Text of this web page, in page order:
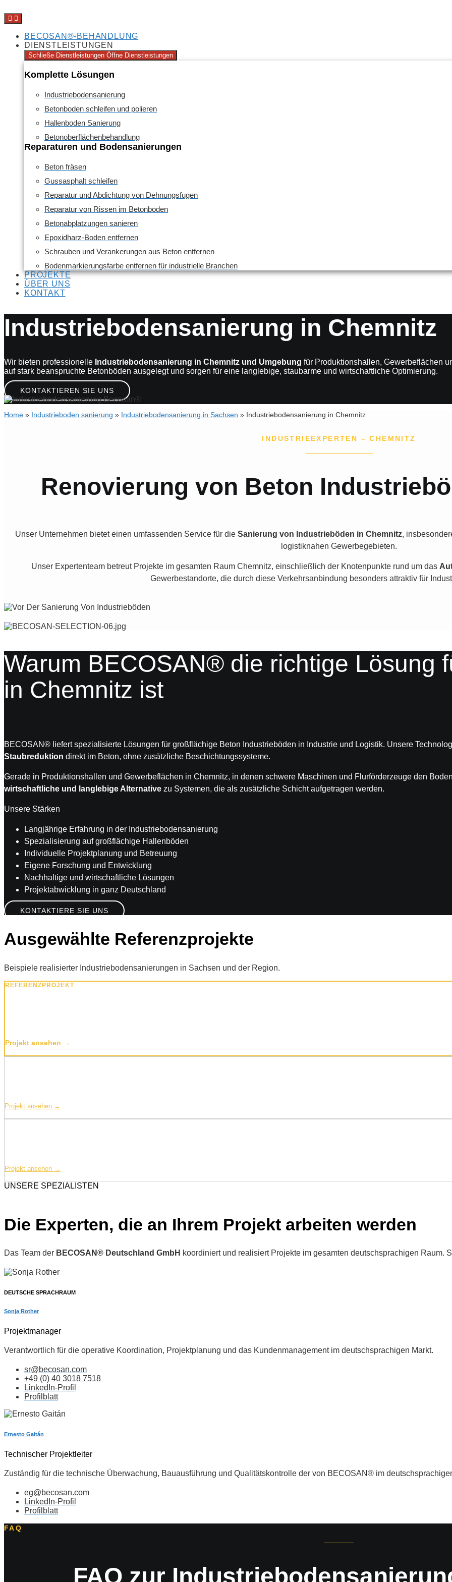
BECOSAN®-BEHANDLUNG
DIENSTLEISTUNGEN
Schließe Dienstleistungen Öffne Dienstleistungen
Komplette Lösungen
Industriebodensanierung
Betonboden schleifen und polieren
Hallenboden Sanierung
Betonoberflächenbehandlung
Reparaturen und Bodensanierungen
Beton fräsen
Gussasphalt schleifen
Reparatur und Abdichtung von Dehnungsfugen
Reparatur von Rissen im Betonboden
Betonabplatzungen sanieren
Epoxidharz-Boden entfernen
Schrauben und Verankerungen aus Beton entfernen
Bodenmarkierungsfarbe entfernen für industrielle Branchen
PROJEKTE
ÜBER UNS
KONTAKT
Industriebodensanierung in Chemnitz
Wir bieten professionelle Industriebodensanierung in Chemnitz und Umgebung für Produktionshallen, Gewerbeflächen
auf stark beanspruchte Betonböden ausgelegt und sorgen für eine langlebige, staubarme und wirtschaftliche Optimierung.
KONTAKTIEREN SIE UNS
Home » Industrieboden sanierung » Industriebodensanierung in Sachsen » Industriebodensanierung in Chemnitz
INDUSTRIEEXPERTEN – CHEMNITZ
Renovierung von Beton
Unser Unternehmen bietet einen umfassenden Service für die Sanierung von Industrieböden in Chemnitz,
logistiknahen Gewerbegebieten.
Unser Expertenteam betreut Projekte im gesamten Raum Chemnitz, einschließlich der Knotenpunkte rund um das
Gewerbestandorte, die durch diese Verkehrsanbindung besonders attraktiv für
Warum BECOSAN® die richtige Lösung
in Chemnitz ist
BECOSAN® liefert spezialisierte Lösungen für großflächige Beton Industrieböden in Industrie und Logistik. Unsere
Staubreduktion direkt im Beton, ohne zusätzliche Beschichtungssysteme.
Gerade in Produktionshallen und Gewerbeflächen in Chemnitz, in denen schwere Maschinen und Flurförderzeuge den
wirtschaftliche und langlebige Alternative zu Systemen, die als zusätzliche Schicht aufgetragen werden.
Unsere Stärken
Langjährige Erfahrung in der Industriebodensanierung
Spezialisierung auf großflächige Hallenböden
Individuelle Projektplanung und Betreuung
Eigene Forschung und Entwicklung
Nachhaltige und wirtschaftliche Lösungen
Projektabwicklung in ganz Deutschland
KONTAKTIERE SIE UNS
Ausgewählte Referenzprojekte
Beispiele realisierter Industriebodensanierungen in Sachsen und der Region.
REFERENZPROJEKT
Projekt ansehen →
Projekt ansehen →
Projekt ansehen →
UNSERE SPEZIALISTEN
Die Experten, die an Ihrem Projekt arbeiten werden
Das Team der BECOSAN® Deutschland GmbH koordiniert und realisiert Projekte im gesamten deutschsprachigen Raum.
DEUTSCHE SPRACHRAUM
Sonja Rother
Projektmanager
Verantwortlich für die operative Koordination, Projektplanung und das Kundenmanagement im deutschsprachigen Markt.
sr@becosan.com
+49 (0) 40 3018 7518
LinkedIn-Profil
Profilblatt
Ernesto Gaitán
Technischer Projektleiter
Zuständig für die technische Überwachung, Bauausführung und Qualitätskontrolle der von BECOSAN® im
eg@becosan.com
LinkedIn-Profil
Profilblatt
FAQ
FAQ zur